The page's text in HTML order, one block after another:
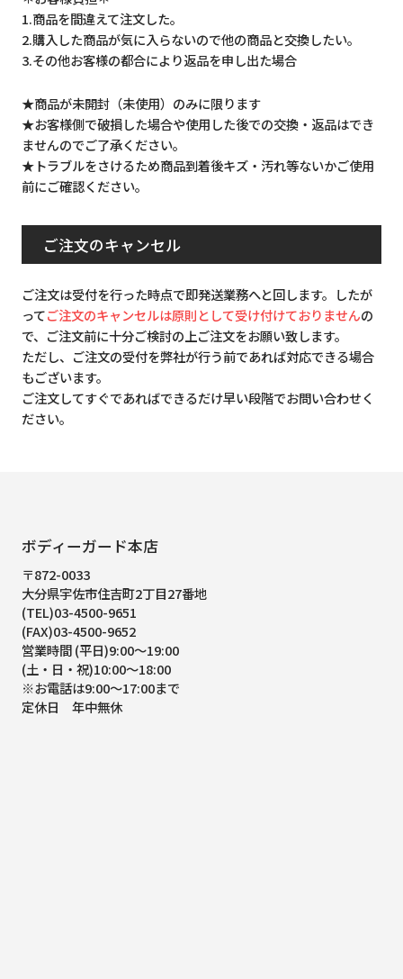
1.商品を間違えて注文した。
2.購入した商品が気に入らないので他の商品と交換したい。
3.その他お客様の都合により返品を申し出た場合
★商品が未開封（未使用）のみに限ります
★お客様側で破損した場合や使用した後での交換・返品はでき
ませんのでご了承ください。
★トラブルをさけるため商品到着後キズ・汚れ等ないかご使用
前にご確認ください。
ご注文のキャンセル
ご注文は受付を行った時点で即発送業務へと回します。したが
ってご注文のキャンセルは原則として受け付けておりませんの
で、ご注文前に十分ご検討の上ご注文をお願い致します。
ただし、ご注文の受付を弊社が行う前であれば対応できる場合
もございます。
ご注文してすぐであればできるだけ早い段階でお問い合わせく
ださい。
ボディーガード本店
〒872-0033
大分県宇佐市住吉町2丁目27番地
(TEL)03-4500-9651
(FAX)03-4500-9652
営業時間 (平日)9:00～19:00
(土・日・祝)10:00～18:00
※お電話は9:00～17:00まで
定休日 年中無休